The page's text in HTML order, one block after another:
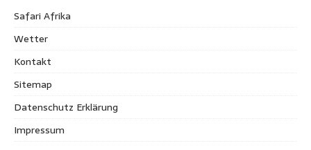
Safari Afrika
Wetter
Kontakt
Sitemap
Datenschutz Erklärung
Impressum